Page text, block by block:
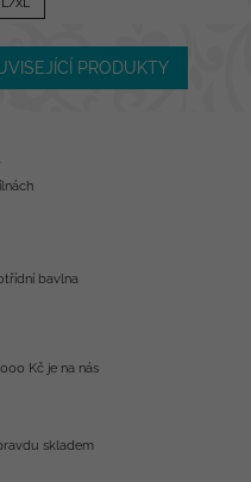
L/XL
PRODUKTY
bavlna
Kč je na nás
skladem